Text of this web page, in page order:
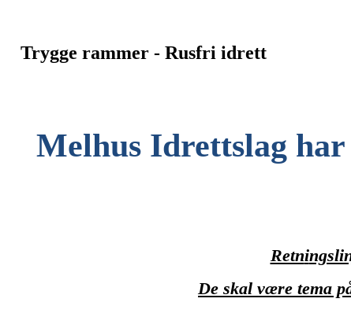
Trygge rammer - Rusfri idrett
Melhus Idrettslag
Retni
De skal være tema